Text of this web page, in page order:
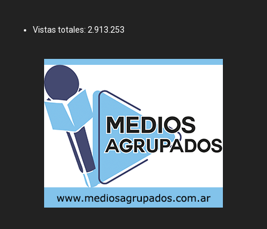
Vistas totales: 2.913.253